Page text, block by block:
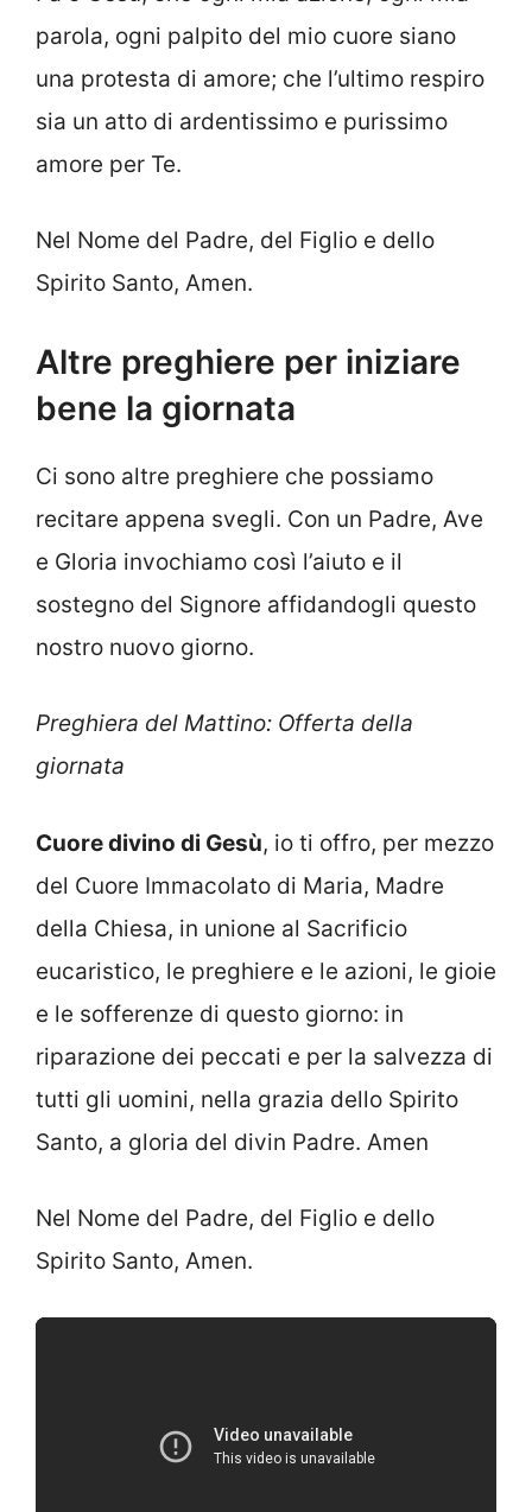
parola, ogni palpito del mio cuore siano
una protesta di amore; che l’ultimo respiro
sia un atto di ardentissimo e purissimo
amore per Te.
Nel Nome del Padre, del Figlio e dello
Spirito Santo, Amen.
Altre preghiere per iniziare
bene la giornata
Ci sono altre preghiere che possiamo
recitare appena svegli. Con un Padre, Ave
e Gloria invochiamo così l’aiuto e il
sostegno del Signore affidandogli questo
nostro nuovo giorno.
Preghiera del Mattino: Offerta della
giornata
Cuore divino di Gesù, io ti offro, per mezzo
del Cuore Immacolato di Maria, Madre
della Chiesa, in unione al Sacrificio
eucaristico, le preghiere e le azioni, le gioie
e le sofferenze di questo giorno: in
riparazione dei peccati e per la salvezza di
tutti gli uomini, nella grazia dello Spirito
Santo, a gloria del divin Padre. Amen
Nel Nome del Padre, del Figlio e dello
Spirito Santo, Amen.